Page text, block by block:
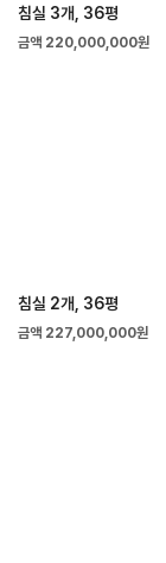
침실 3개, 36평
금액 220,000,000원
침실 2개, 36평
금액 227,000,000원